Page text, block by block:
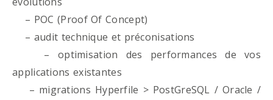
– POC (Proof Of Concept)
– audit technique et préconisations
– optimisation des performances de vos
applications existantes
– migrations Hyperfile > PostGreSQL / Oracle /